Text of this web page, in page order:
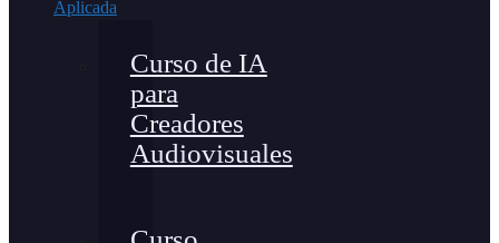
Aplicada
Curso de IA
para
Creadores
Audiovisuales